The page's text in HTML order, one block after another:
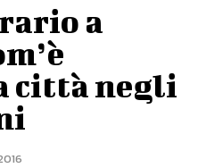
a
città negli